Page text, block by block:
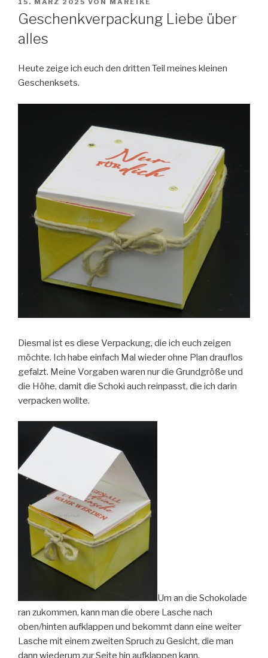
AM
15. MÄRZ 2025 VON MAREIKE
Geschenkverpackung Liebe über
alles
Heute zeige ich euch den dritten Teil meines kleinen
Geschenksets.
Diesmal ist es diese Verpackung, die ich euch zeigen
möchte. Ich habe einfach Mal wieder ohne Plan drauflos
gefalzt. Meine Vorgaben waren nur die Grundgröße und
die Höhe, damit die Schoki auch reinpasst, die ich darin
verpacken wollte.
Um an die Schokolade
ran zukommen, kann man die obere Lasche nach
oben/hinten aufklappen und bekommt dann eine weiter
Lasche mit einem zweiten Spruch zu Gesicht, die man
dann wiederum zur Seite hin aufklappen kann.